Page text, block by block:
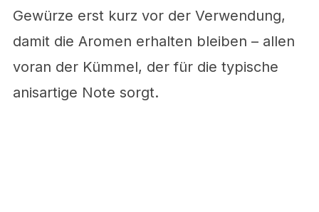
Gewürze erst kurz vor der Verwendung,
damit die Aromen erhalten bleiben – allen
voran der Kümmel, der für die typische
anisartige Note sorgt.